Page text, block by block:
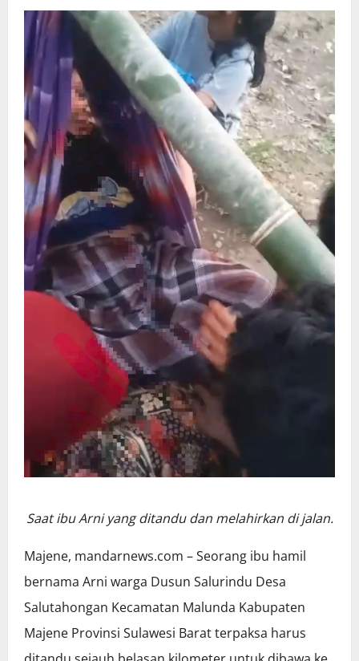
Saat ibu Arni yang ditandu dan melahirkan di jalan.
Majene, mandarnews.com – Seorang ibu hamil
bernama Arni warga Dusun Salurindu Desa
Salutahongan Kecamatan Malunda Kabupaten
Majene Provinsi Sulawesi Barat terpaksa harus